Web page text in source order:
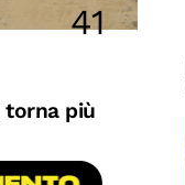
41
torna più